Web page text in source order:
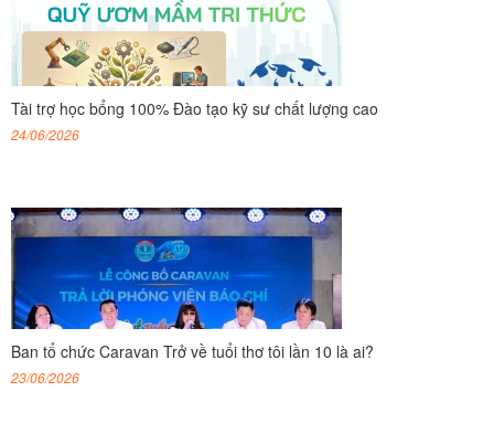
Tài trợ học bổng 100% Đào tạo kỹ sư chất lượng cao
24/06/2026
Ban tổ chức Caravan Trở về tuổi thơ tôi lần 10 là ai?
23/06/2026